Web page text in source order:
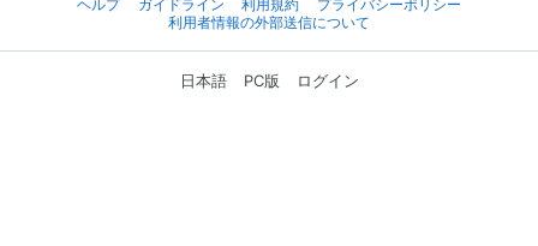
ヘルプ
ガイドライン 利用規約
プライバシーポリシー
利用者情報の外部送信について
日本語 PC版 ログイン